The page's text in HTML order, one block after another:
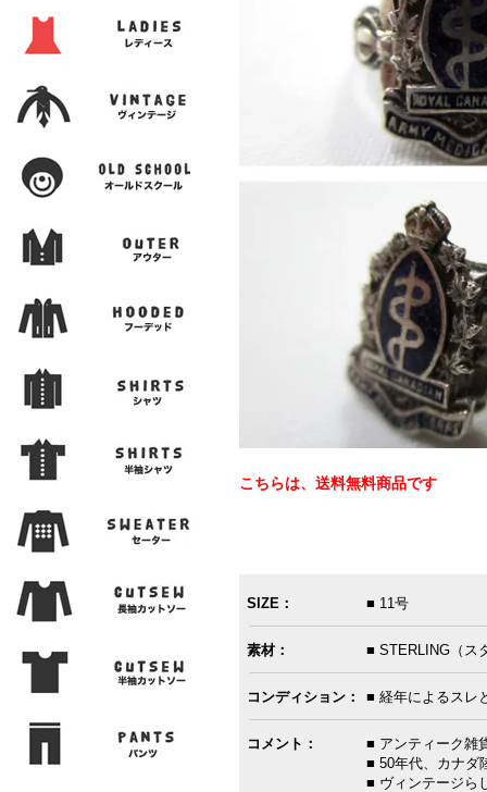
こちらは、送料無料商品です
SIZE： ■ 11号
素材： ■ STERLING（ス
コンディション： ■ 経年によるスレ
コメント：
■ アンティーク雑
■ 50年代、カナダ
■ ヴィンテージら